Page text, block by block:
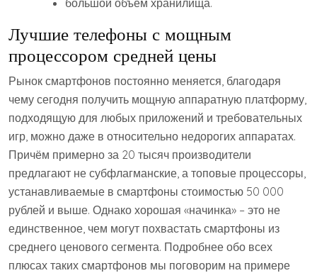
Лучшие телефоны с мощным
процессором средней цены
Рынок смартфонов постоянно меняется, благодаря
чему сегодня получить мощную аппаратную платформу,
подходящую для любых приложений и требовательных
игр, можно даже в относительно недорогих аппаратах.
Причём примерно за 20 тысяч производители
предлагают не субфлагманские, а топовые процессоры,
устанавливаемые в смартфоны стоимостью 50 000
рублей и выше. Однако хорошая «начинка» – это не
единственное, чем могут похвастать смартфоны из
среднего ценового сегмента. Подробнее обо всех
плюсах таких смартфонов мы поговорим на примере